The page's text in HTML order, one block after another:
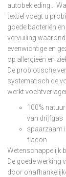
autobekleding...
textiel voegt u
goede bacteriën
vervuiling
evenwichtige en
op allergieën en
De probiotische
systematisch de
werkt
100%
van drijfgas
spaarzaam
flacon
Wetenschappelijk
De goede werking
door